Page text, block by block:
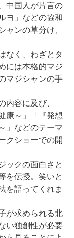
中国人が片言の
ヨ」などの協和
ャンの草分け、
なく、わざとタ
には本格的マジ
マジシャンの手
内容に及び、
康～」「『発想
」などのテーマ
クショーでの開
ックの面白さと
を伝授。笑いと
を語ってくれま
が求められる北
い独創性が必要